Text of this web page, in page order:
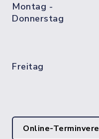
Montag -
Donnerstag
Freitag
Online-